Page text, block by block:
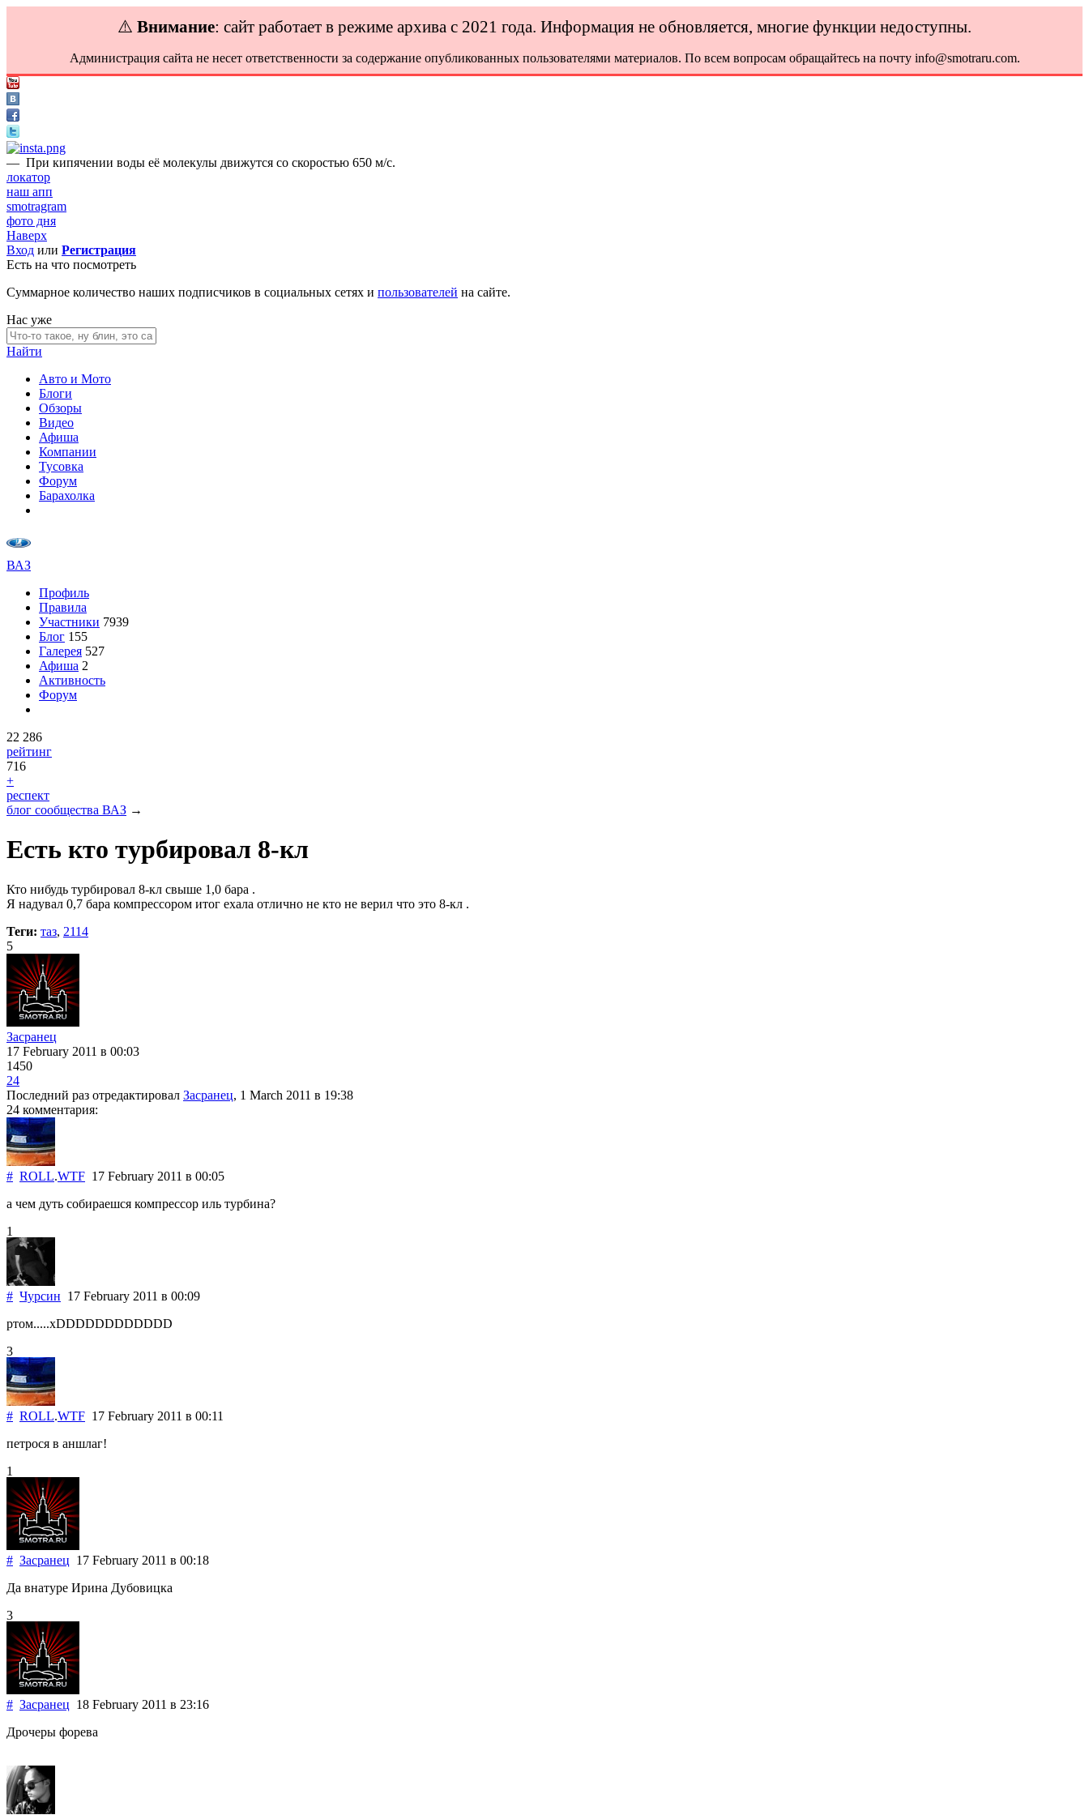
⚠️ Внимание: сайт работает в режиме архива с 2021 года. Информация не обновляется, многие функции недоступны.
Администрация сайта не несет ответственности за содержание опубликованных пользователями материалов. По всем вопросам обращайтесь на почту info@smotraru.com.
— При кипячении воды её молекулы движутся со скоростью 650 м/с.
локатор
наш апп
smotragram
фото дня
Наверх
Вход или Регистрация
Есть на что посмотреть
Суммарное количество наших подписчиков в социальных сетях и пользователей на сайте.
Нас уже
Найти
Авто и Мото
Блоги
Обзоры
Видео
Афиша
Компании
Тусовка
Форум
Барахолка
ВАЗ
Профиль
Правила
Участники 7939
Блог 155
Галерея 527
Афиша 2
Активность
Форум
22 286
рейтинг
716
+
респект
блог сообщества ВАЗ →
Есть кто турбировал 8-кл
Кто нибудь турбировал 8-кл свыше 1,0 бара .
Я надувал 0,7 бара компрессором итог ехала отлично не кто не верил что это 8-кл .
Теги: таз, 2114
5
Засранец
17 February 2011 в 00:03
1450
24
Последний раз отредактировал Засранец, 1 March 2011 в 19:38
24 комментария:
# ROLL.WTF 17 February 2011 в 00:05
а чем дуть собираешся компрессор иль турбина?
1
# Чурсин 17 February 2011 в 00:09
ртом.....xDDDDDDDDDDDD
3
# ROLL.WTF 17 February 2011 в 00:11
петрося в аншлаг!
1
# Засранец 17 February 2011 в 00:18
Да внатуре Ирина Дубовицка
3
# Засранец 18 February 2011 в 23:16
Дрочеры форева